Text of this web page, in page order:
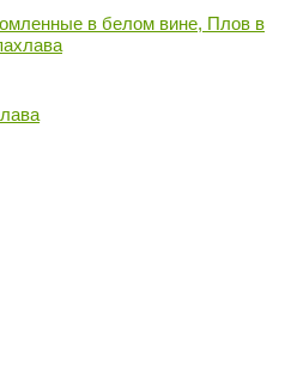
в белом вине, Плов в